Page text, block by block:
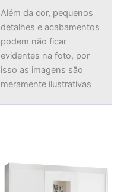
Além da cor, pequenos
detalhes e acabamentos
podem não ficar
evidentes na foto, por
isso as imagens são
meramente ilustrativas